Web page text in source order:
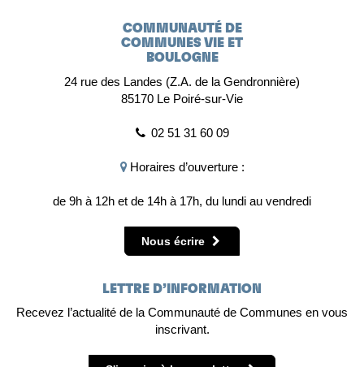
COMMUNAUTÉ DE
COMMUNES VIE ET
BOULOGNE
24 rue des Landes (Z.A. de la Gendronnière)
85170 Le Poiré-sur-Vie
02 51 31 60 09
Horaires d’ouverture :
de 9h à 12h et de 14h à 17h, du lundi au vendredi
Nous écrire
LETTRE D’INFORMATION
Recevez l’actualité de la Communauté de Communes en vous
inscrivant.